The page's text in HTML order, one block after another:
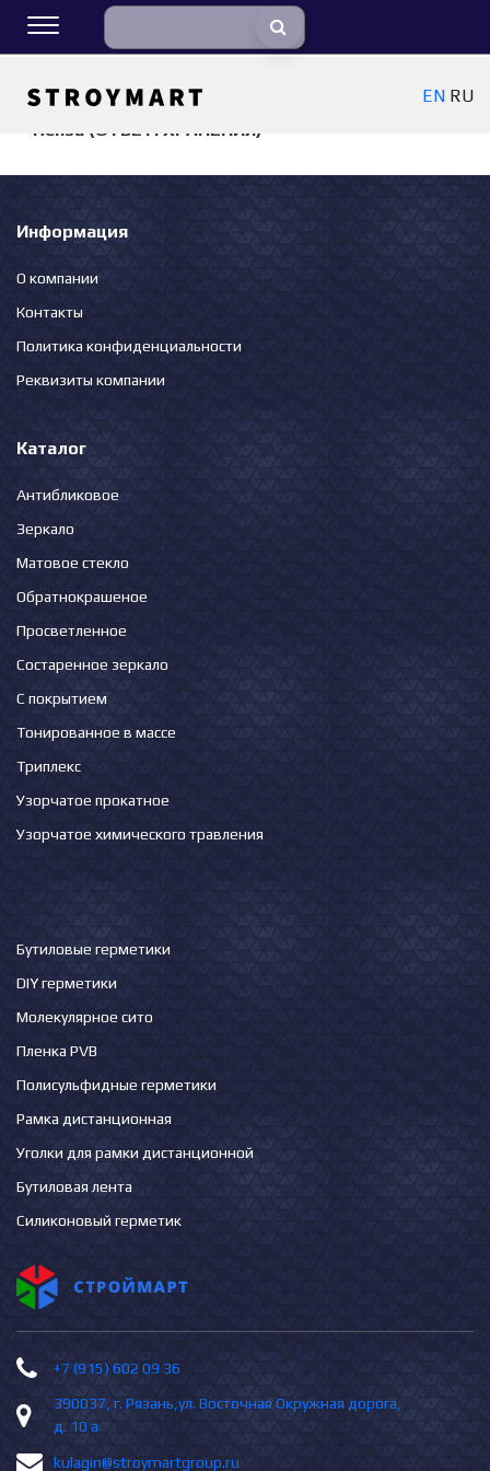
EN RU
К списку складов
Пенза (ОТВЕТ. ХРАНЕНИЯ)
Информация
О компании
Контакты
Политика конфиденциальности
Реквизиты компании
Каталог
Антибликовое
Зеркало
Матовое стекло
Обратнокрашеное
Просветленное
Состаренное зеркало
С покрытием
Тонированное в массе
Триплекс
Узорчатое прокатное
Узорчатое химического травления
Бутиловые герметики
DIY герметики
Молекулярное сито
Пленка PVB
Полисульфидные герметики
Рамка дистанционная
Уголки для рамки дистанционной
Бутиловая лента
Силиконовый герметик
+7 (915) 602 09 36
390037, г. Рязань,ул. Восточная Окружная дорога,
д. 10 а
kulagin@stroymartgroup.ru